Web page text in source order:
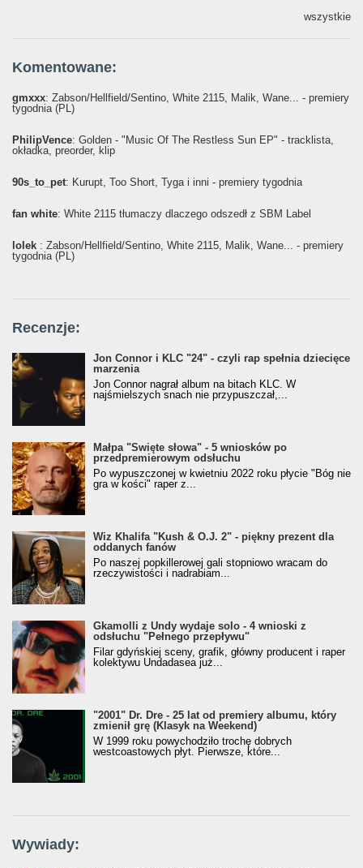
wszystkie
Komentowane:
gmxxx: Żabson/Hellfield/Sentino, White 2115, Malik, Wane... - premiery
tygodnia (PL)
PhilipVence: Golden - "Music Of The Restless Sun EP" - tracklista,
okładka, preorder, klip
90s_to_pet: Kurupt, Too Short, Tyga i inni - premiery tygodnia
fan white: White 2115 tłumaczy dlaczego odszedł z SBM Label
lolek : Żabson/Hellfield/Sentino, White 2115, Malik, Wane... - premiery
tygodnia (PL)
Recenzje:
Jon Connor i KLC "24" - czyli rap spełnia dziecięce
marzenia
Jon Connor nagrał album na bitach KLC. W
najśmielszych snach nie przypuszczał,...
Małpa "Święte słowa" - 5 wniosków po
przedpremierowym odsłuchu
Po wypuszczonej w kwietniu 2022 roku płycie "Bóg nie
gra w kości" raper z...
Wiz Khalifa "Kush & O.J. 2" - piękny prezent dla
oddanych fanów
Po naszej popkillerowej gali stopniowo wracam do
rzeczywistości i nadrabiam...
Gkamolli z Undy wydaje solo - 4 wnioski z
odsłuchu "Pełnego przepływu"
Filar gdyńskiej sceny, grafik, główny producent i raper
kolektywu Undadasea już...
"2001" Dr. Dre - 25 lat od premiery albumu, który
zmienił grę (Klasyk na Weekend)
W 1999 roku powychodziło trochę dobrych
westcoastowych płyt. Pierwsze, które...
Wywiady: